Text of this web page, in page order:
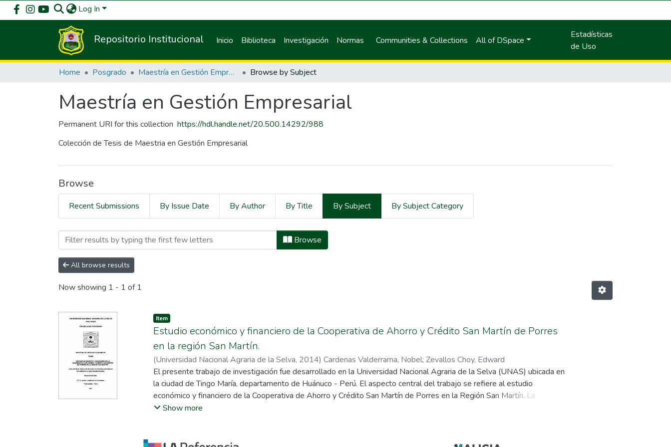
Log In
Repositorio Institucional Inicio Biblioteca Investigación Normas Communities & Collections All of DSpace
Estadísticas
de Uso
Home Posgrado Maestría en Gestión Empresarial Browse by Subject
Maestría en Gestión Empresarial
Permanent URI for this collection https://hdl.handle.net/20.500.14292/988
Colección de Tesis de Maestria en Gestión Empresarial
Browse
Recent Submissions By Issue Date By Author By Title By Subject By Subject Category
Browsing Maestría en Gestión Empresarial by Subject "Colocaciones"
Browse
All browse results
Now showing 1 - 1 of 1
Item
Estudio económico y financiero de la Cooperativa de Ahorro y Crédito San Martín de Porres
en la región San Martín.
(Universidad Nacional Agraria de la Selva, 2014) Cardenas Valderrama, Nobel; Zevallos Choy, Edward
El presente trabajo de investigación fue desarrollado en la Universidad Nacional Agraria de la Selva (UNAS) ubicada en
la ciudad de Tingo María, departamento de Huánuco - Perú. El aspecto central del trabajo se refiere al estudio
económico y financiero de la Cooperativa de Ahorro y Crédito San Martín de Porres en la Región San Martín. La
hipótesis probada: "El Incremento De Las Aportaciones, Depósitos Y Colocaciones Son Los Principales Factores Del
2010-2011 y la repercusión de las variables independientes sobre los remanentes o utilidades en el periodo 2002-
Show more